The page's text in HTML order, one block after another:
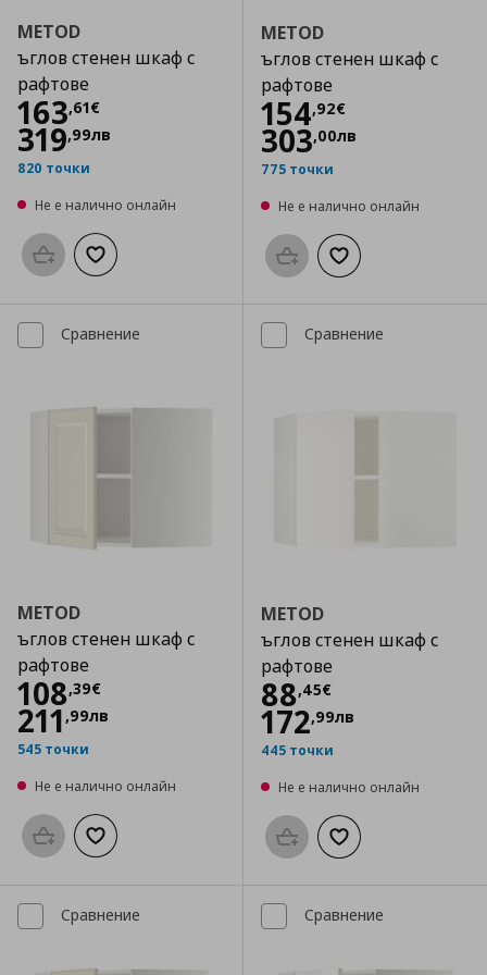
METOD
ъглов стенен шкаф с
рафтове
163,61€
Цена
319,99лв
820 точки
Не е налично онлайн
Προσθήκη στο καλάθι
Добави към списъка с любими
METOD
ъглов стенен шкаф с
рафтове
154,92€
Цена
303,00лв
775 точки
Не е налично онлайн
Προσθήκη στο καλάθι
Добави към
Сравнение
METOD
ъглов стенен шкаф с
рафтове
108,39€
Цена
211 ,99лв
545 точки
Не е налично онлайн
Προσθήκη στο καλάθι
Добави към списъка с любими
Сравнение
METOD
ъглов стенен шкаф с
рафтове
88,45€
Цена
172,99лв
445 точки
Не е налично онлайн
Προσθήκη στο καλάθι
Добави към
Сравнение Сравнение